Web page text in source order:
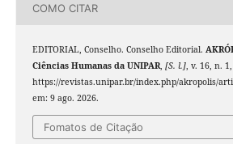
COMO CITAR
EDITORIAL, Conselho. Conselho Editorial.
Ciências Humanas da UNIPAR, [S. l.], v. 16, n.
https://revistas.unipar.br/index.php/akropolis/
em: 9 ago. 2026.
Fomatos de Citação